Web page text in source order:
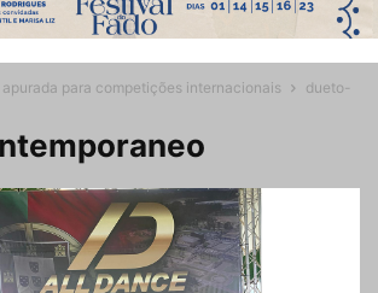
para competições internacionais
dueto-